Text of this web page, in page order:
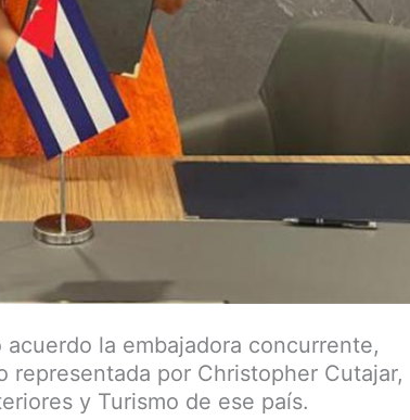
la embajadora concurrente,
representada por Christopher Cutajar,
y Turismo de ese país.